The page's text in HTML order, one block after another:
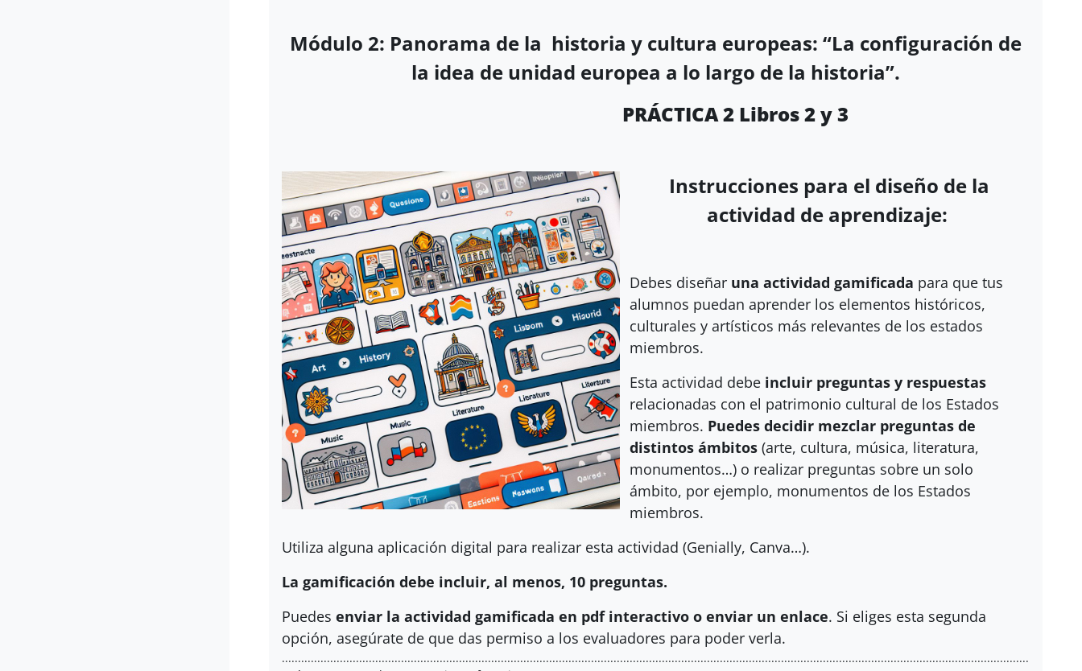
Módulo 2: Panorama de la historia y cultura europeas: “La configuración de
la idea de unidad europea a lo largo de la historia”.
PRÁCTICA 2 Libros 2 y 3
Instrucciones para el diseño de la
actividad de aprendizaje:
Debes diseñar una actividad gamificada para que tus
alumnos puedan aprender los elementos históricos,
culturales y artísticos más relevantes de los estados
miembros.
Esta actividad debe incluir preguntas y respuestas
relacionadas con el patrimonio cultural de los Estados
miembros. Puedes decidir mezclar preguntas de
distintos ámbitos (arte, cultura, música, literatura,
monumentos…) o realizar preguntas sobre un solo
ámbito, por ejemplo, monumentos de los Estados
miembros.
Utiliza alguna aplicación digital para realizar esta actividad (Genially, Canva…).
La gamificación debe incluir, al menos, 10 preguntas.
Puedesenviar la actividad gamificada en pdf interactivo o enviar un enlace. Si eliges esta segunda
opción, asegúrate de que das permiso a los evaluadores para poder verla.
..............................................................................................................................................................................................................................................